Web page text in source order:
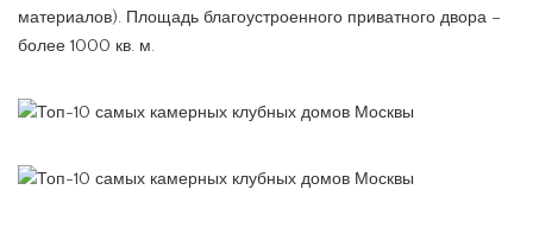
материалов). Площадь благоустроенного приватного двора –
более 1000 кв. м.